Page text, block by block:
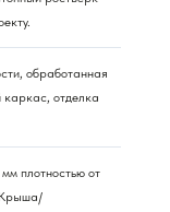
обработанная
отделка
плотностью от
Крыша/